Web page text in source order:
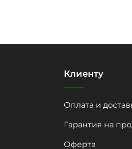
Клиенту
Оплата и
Гарантия на
Оферта